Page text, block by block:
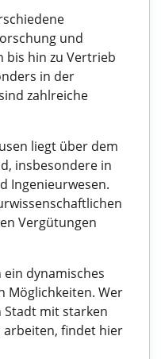
und
bis hin zu Vertrieb
in der
zahlreiche
liegt über dem
insbesondere in
Ingenieurwesen.
Vergütungen
dynamisches
Möglichkeiten. Wer
mit starken
findet hier